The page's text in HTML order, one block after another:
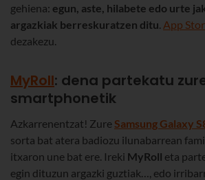
gehiena: egun, aste, hilabete edo urte
argazkiak berreskuratzen ditu. App
dezakezu.
MyRoll: dena partekatu
smartphonetik
Azkarrenentzat! ZureSamsung Galaxy
sorta bat atera badiozu ilunabarrean
itxaron une bat ere. Ireki MyRoll eta
egin dituzun argazki guztiak…, edo